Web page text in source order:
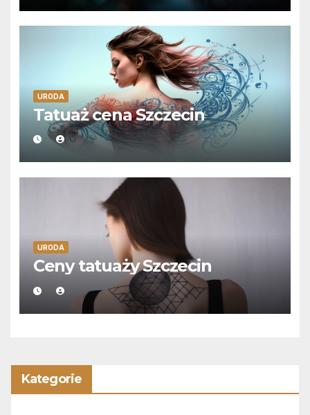
URODA
Tatuaż cena Szczecin
URODA
Ceny tatuaży Szczecin
Kategorie